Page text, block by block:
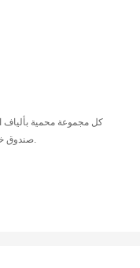
كل مجموعة محمية بألياف
صندوق خشبي قوي مع دليل التشغيل وفيديو بالداخل.